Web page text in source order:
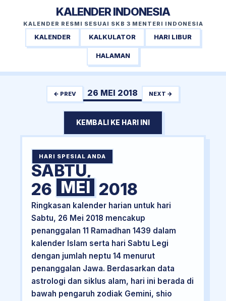
KALENDER INDONESIA
KALENDER RESMI SESUAI SKB 3 MENTERI INDONESIA
KALENDER KALKULATOR HARI LIBUR
HALAMAN
← PREV 26 MEI 2018 NEXT →
KEMBALI KE HARI INI
HARI SPESIAL ANDA
SABTU,
26 MEI 2018
Ringkasan kalender harian untuk hari
Sabtu, 26 Mei 2018 mencakup
penanggalan 11 Ramadhan 1439 dalam
kalender Islam serta hari Sabtu Legi
dengan jumlah neptu 14 menurut
penanggalan Jawa. Berdasarkan data
astrologi dan siklus alam, hari ini berada di
bawah pengaruh zodiak Gemini, shio